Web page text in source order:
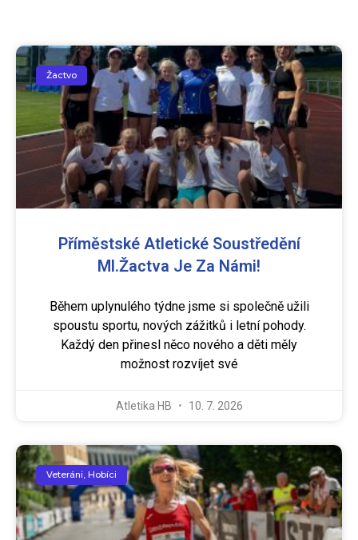
Žactvo
Příměstské Atletické Soustředění
Ml.žactva Je Za Námi!
Během uplynulého týdne jsme si společně užili
spoustu sportu, nových zážitků i letní pohody.
Každý den přinesl něco nového a děti měly
možnost rozvíjet své
Atletika HB 10. 7. 2026
Veteráni, Hobíci